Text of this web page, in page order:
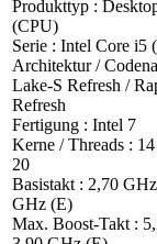
Produkttyp :
(CPU)
Serie : Intel Core i5
Architektur /
Lake-S Refresh /
Refresh
Fertigung : Intel 7
Kerne / Threads :
20
Basistakt : 2,70
GHz (E)
Max. Boost-Takt :